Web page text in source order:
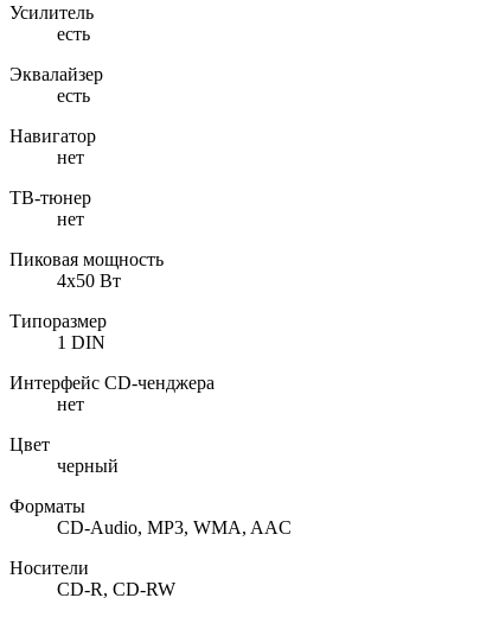
Усилитель
есть
Эквалайзер
есть
Навигатор
нет
ТВ-тюнер
нет
Пиковая мощность
4x50 Вт
Типоразмер
1 DIN
Интерфейс CD-ченджера
нет
Цвет
черный
Форматы
CD-Audio, MP3, WMA, AAC
Носители
CD-R, CD-RW